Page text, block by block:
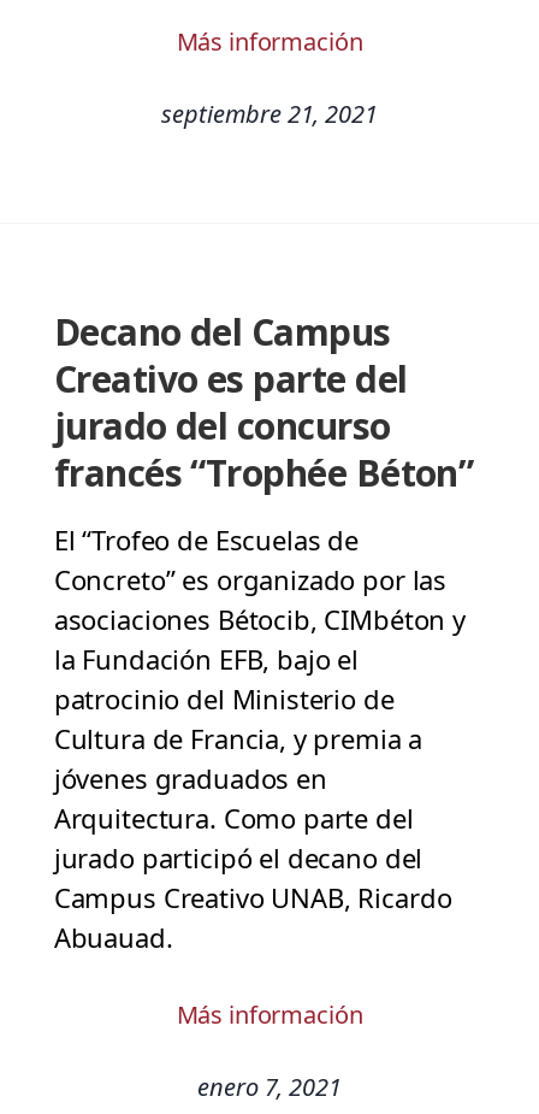
Más información
septiembre 21, 2021
Decano del Campus
Creativo es parte del
jurado del concurso
francés “Trophée Béton”
El “Trofeo de Escuelas de
Concreto” es organizado por las
asociaciones Bétocib, CIMbéton y
la Fundación EFB, bajo el
patrocinio del Ministerio de
Cultura de Francia, y premia a
jóvenes graduados en
Arquitectura. Como parte del
jurado participó el decano del
Campus Creativo UNAB, Ricardo
Abuauad.
Más información
enero 7, 2021